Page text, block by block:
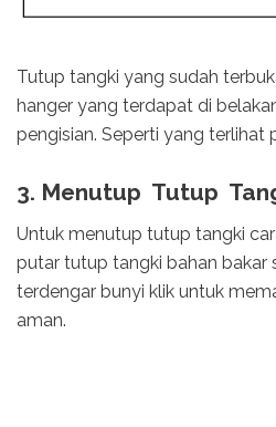
Tutup tangki yang sudah
hanger yang terdapat di
pengisian. Seperti yang terlihat
3. Menutup Tutup
Untuk menutup tutup tangki
putar tutup tangki bahan bakar
terdengar bunyi klik untuk
aman.